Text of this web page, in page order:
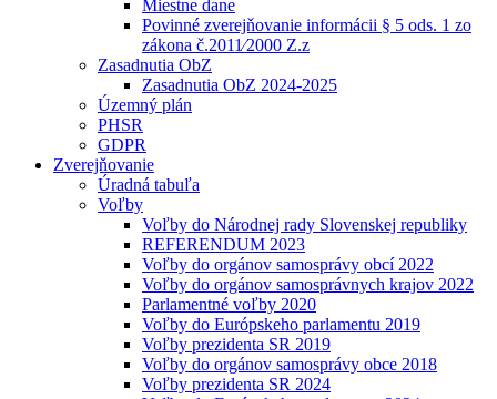
Miestne dane
Povinné zverejňovanie informácii § 5 ods. 1 zo
zákona č.2011⁄2000 Z.z
Zasadnutia ObZ
Zasadnutia ObZ 2024-2025
Územný plán
PHSR
GDPR
Zverejňovanie
Úradná tabuľa
Voľby
Voľby do Národnej rady Slovenskej republiky
REFERENDUM 2023
Voľby do orgánov samosprávy obcí 2022
Voľby do orgánov samosprávnych krajov 2022
Parlamentné voľby 2020
Voľby do Európskeho parlamentu 2019
Voľby prezidenta SR 2019
Voľby do orgánov samosprávy obce 2018
Voľby prezidenta SR 2024